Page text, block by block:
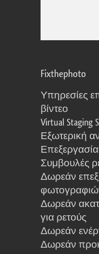
Fixthephoto
Υπηρεσίες
βίντεο
Virtual Staging
Εξωτερική
Συμβουλές
Δωρεάν
Δωρεάν
για ρετούς
Δωρεάν
Δωρεάν